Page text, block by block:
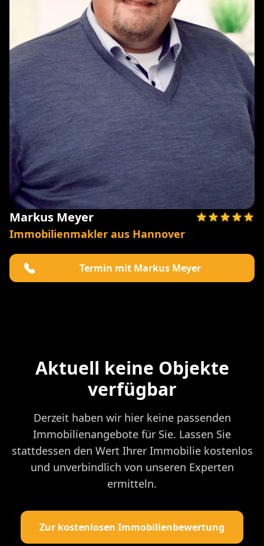
Markus Meyer
Immobilienmakler aus Hannover
Termin mit Markus Meyer
Aktuell keine Objekte
verfügbar
Derzeit haben wir hier keine passenden
Immobilienangebote für Sie. Lassen Sie
stattdessen den Wert Ihrer Immobilie kostenlos
und unverbindlich von unseren Experten
ermitteln.
Zur kostenlosen Immobilienbewertung